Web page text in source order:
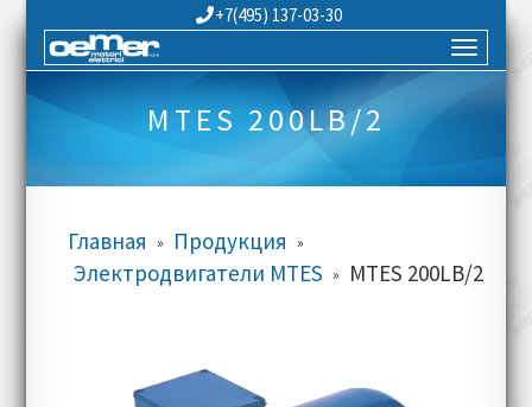
+7(495) 137-03-30
MTES 200LB/2
Главная » Продукция »
Электродвигатели MTES » MTES 200LB/2